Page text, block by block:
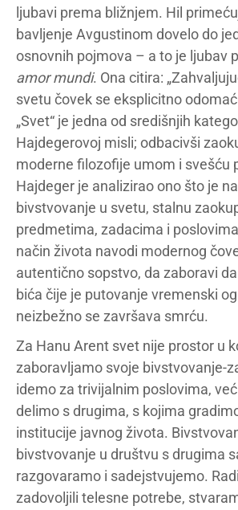
ljubavi prema bližnjem. Hil
bavljenje Avgustinom dovelo do
osnovnih pojmova – a to je ljubav
amor mundi. Ona citira:
svetu čovek se eksplicitno
„Svet“ je jedna od središnjih
Hajdegerovoj misli; odbacivši
moderne filozofije umom i svešću
Hajdeger je analizirao ono što je
bivstvovanje u svetu, stalnu
predmetima, zadacima i
način života navodi modernog
autentično sopstvo, da zaboravi
bića čije je putovanje vremenski
neizbežno se završava smrću.
Za Hanu Arent svet nije prostor u
zaboravljamo svoje bivstvovanje-
idemo za trivijalnim poslovima,
delimo s drugima, s kojima
institucije javnog života.
bivstvovanje u društvu s drugima
razgovaramo i sadejstvujemo.
zadovoljili telesne potrebe,